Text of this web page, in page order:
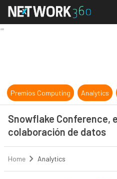
Premios Computing Analytics
Snowflake Conference,
colaboración de datos
Home Analytics